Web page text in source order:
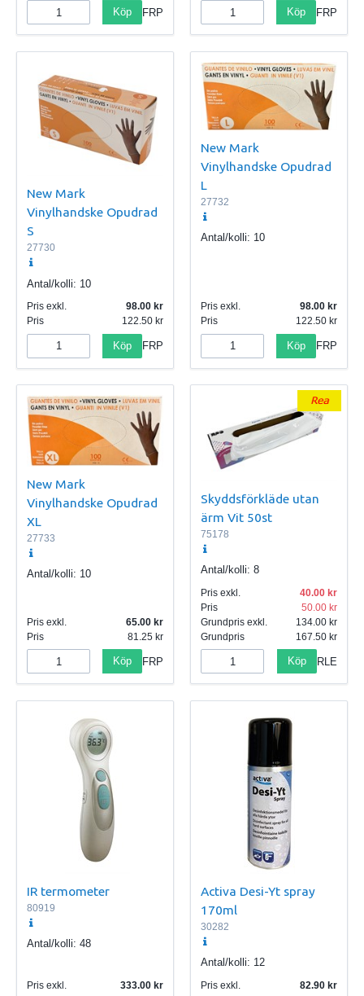
Köp FRP Köp FRP
New Mark
Vinylhandske Opudrad
S
27730
Antal/kolli: 10
Pris exkl.
98.00
Pris
122.50
Köp FRP
New Mark
Vinylhandske Opudrad
L
27732
Antal/kolli: 10
Pris exkl.
98.00
Pris
122.50
Köp FRP
New Mark
Vinylhandske Opudrad
XL
27733
Antal/kolli: 10
Pris exkl.
65.00
Pris
81.25
Köp FRP
Skyddsförkläde utan
ärm Vit 50st
75178
Antal/kolli: 8
Pris exkl.
40.00
Pris
50.00
Grundpris exkl.
134.00
Grundpris
167.50
Köp RLE
IR termometer
80919
Antal/kolli: 48
Pris exkl.
333.00
Activa Desi-Yt spray
170ml
30282
Antal/kolli: 12
Pris exkl.
82.90